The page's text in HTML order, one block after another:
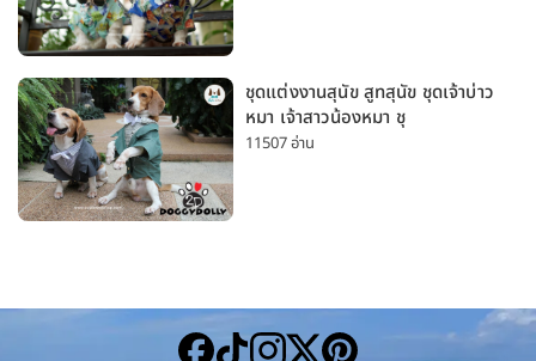
ชุดแต่งงานสุนัข สูทสุนัข ชุดเจ้าบ่าว
หมา เจ้าสาวน้องหมา ชุ
11507 อ่าน